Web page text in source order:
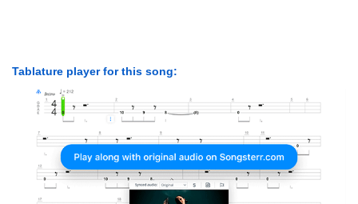
Tablature player for this song: